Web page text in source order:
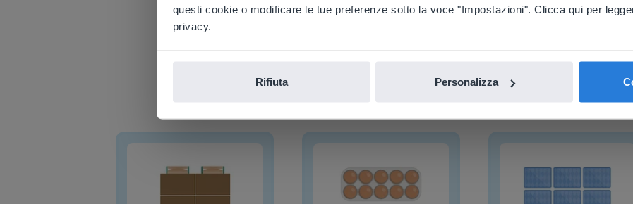
questi cookie o modificare le tue preferenze sotto la voce "Impostazioni". Clicca qui per
privacy.
Rifiuta Personalizza
English
Italiano